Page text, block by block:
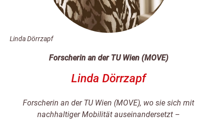
Linda Dörrzapf
Forscherin an der TU Wien (MOVE), wo sie sich mit
nachhaltiger Mobilität auseinandersetzt –
Linda Dörrzapf
Forscherin an der TU Wien (MOVE)